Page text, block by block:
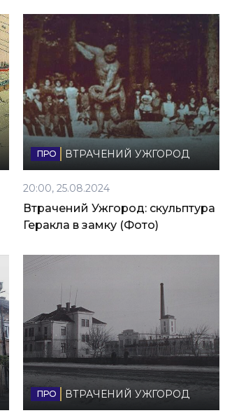
ВТРАЧЕНИЙ УЖГОРОД
20:00, 25.08.2024
Втрачений Ужгород: скульптура
Геракла в замку (Фото)
ВТРАЧЕНИЙ УЖГОРОД